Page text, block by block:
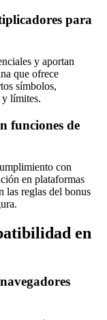
para
y aportan
que ofrece
símbolos,
y límites.
funciones de
con
en plataformas
las reglas del bonus
en